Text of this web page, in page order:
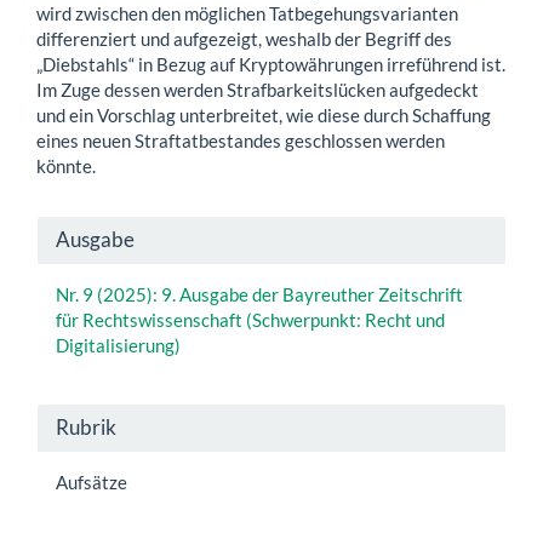
wird zwischen den möglichen Tatbegehungsvarianten
differenziert und aufgezeigt, weshalb der Begriff des
„Diebstahls“ in Bezug auf Kryptowährungen irreführend ist.
Im Zuge dessen werden Strafbarkeitslücken aufgedeckt
und ein Vorschlag unterbreitet, wie diese durch Schaffung
eines neuen Straftatbestandes geschlossen werden
könnte.
Artikel-
Details
Ausgabe
Nr. 9 (2025): 9. Ausgabe der Bayreuther Zeitschrift
für Rechtswissenschaft (Schwerpunkt: Recht und
Digitalisierung)
Rubrik
Aufsätze